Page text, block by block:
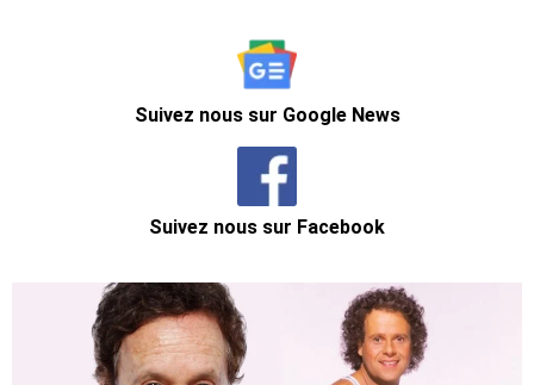
Suivez nous sur Google News
Suivez nous sur Facebook